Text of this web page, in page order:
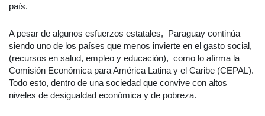
país.
A pesar de algunos esfuerzos estatales, Paraguay continúa
siendo uno de los países que menos invierte en el gasto social,
(recursos en salud, empleo y educación), como lo afirma la
Comisión Económica para América Latina y el Caribe (CEPAL).
Todo esto, dentro de una sociedad que convive con altos
niveles de desigualdad económica y de pobreza.